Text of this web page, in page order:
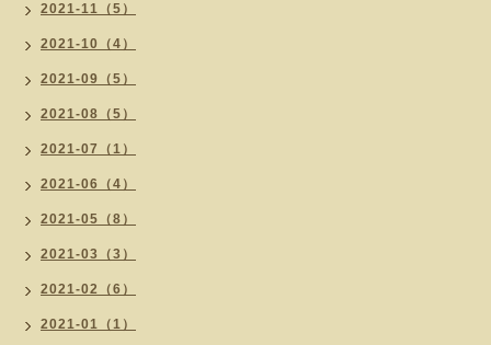
2021-11（5）
2021-10（4）
2021-09（5）
2021-08（5）
2021-07（1）
2021-06（4）
2021-05（8）
2021-03（3）
2021-02（6）
2021-01（1）